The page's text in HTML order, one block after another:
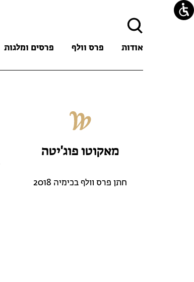
חיפוש:
אודות פרס וולף פרסים ומלגות
מאקוטו פוג'יטה
חתן פרס וולף בכימיה 2018